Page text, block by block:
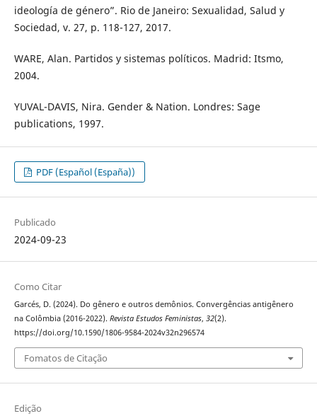
ideología de género”. Rio de Janeiro: Sexualidad, Salud y
Sociedad, v. 27, p. 118-127, 2017.
WARE, Alan. Partidos y sistemas políticos. Madrid: Itsmo,
2004.
YUVAL-DAVIS, Nira. Gender & Nation. Londres: Sage
publications, 1997.
PDF (Español (España))
Publicado
2024-09-23
Como Citar
Garcés, D. (2024). Do gênero e outros demônios. Convergências antigênero
na Colômbia (2016-2022). Revista Estudos Feministas, 32(2).
https://doi.org/10.1590/1806-9584-2024v32n296574
Fomatos de Citação
Edição